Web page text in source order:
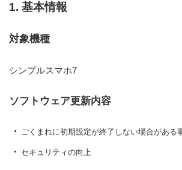
1. 基本情報
対象機種
シンプルスマホ7
ソフトウェア更新内容
ごくまれに初期設定が終了しない場合がある
セキュリティの向上